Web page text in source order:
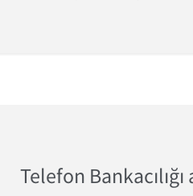
Telefon